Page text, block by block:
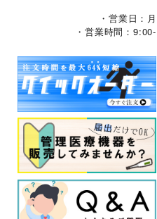
・営業日：
・営業時間：